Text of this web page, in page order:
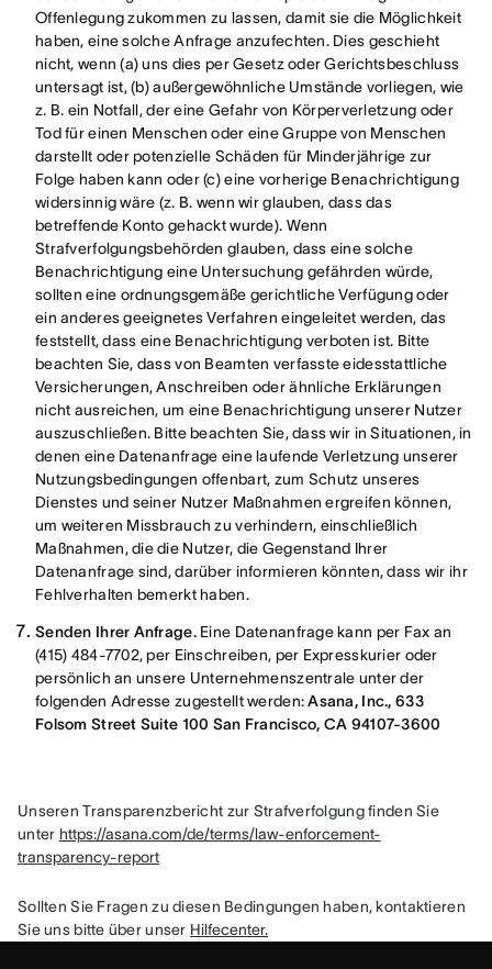
Offenlegung zukommen zu lassen, damit sie die Möglichkeit
haben, eine solche Anfrage anzufechten. Dies geschieht
nicht, wenn (a) uns dies per Gesetz oder Gerichtsbeschluss
untersagt ist, (b) außergewöhnliche Umstände vorliegen, wie
z. B. ein Notfall, der eine Gefahr von Körperverletzung oder
Tod für einen Menschen oder eine Gruppe von Menschen
darstellt oder potenzielle Schäden für Minderjährige zur
Folge haben kann oder (c) eine vorherige Benachrichtigung
widersinnig wäre (z. B. wenn wir glauben, dass das
betreffende Konto gehackt wurde). Wenn
Strafverfolgungsbehörden glauben, dass eine solche
Benachrichtigung eine Untersuchung gefährden würde,
sollten eine ordnungsgemäße gerichtliche Verfügung oder
ein anderes geeignetes Verfahren eingeleitet werden, das
feststellt, dass eine Benachrichtigung verboten ist. Bitte
beachten Sie, dass von Beamten verfasste eidesstattliche
Versicherungen, Anschreiben oder ähnliche Erklärungen
nicht ausreichen, um eine Benachrichtigung unserer Nutzer
auszuschließen. Bitte beachten Sie, dass wir in Situationen, in
denen eine Datenanfrage eine laufende Verletzung unserer
Nutzungsbedingungen offenbart, zum Schutz unseres
Dienstes und seiner Nutzer Maßnahmen ergreifen können,
um weiteren Missbrauch zu verhindern, einschließlich
Maßnahmen, die die Nutzer, die Gegenstand Ihrer
Datenanfrage sind, darüber informieren könnten, dass wir ihr
Fehlverhalten bemerkt haben.
Senden Ihrer Anfrage. Eine Datenanfrage kann per Fax an
(415) 484-7702, per Einschreiben, per Expresskurier oder
persönlich an unsere Unternehmenszentrale unter der
folgenden Adresse zugestellt werden:Asana, Inc., 633
Folsom Street Suite 100 San Francisco, CA 94107-3600
Unseren Transparenzbericht zur Strafverfolgung finden Sie
unter https://asana.com/de/terms/law-enforcement-
transparency-report
Sollten Sie Fragen zu diesen Bedingungen haben, kontaktieren
Sie uns bitte über unser Hilfecenter.